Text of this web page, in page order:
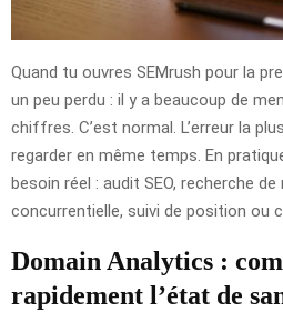
Quand tu ouvres SEMrush pour la
un peu perdu : il y a beaucoup de
chiffres. C’est normal. L’erreur la
regarder en même temps. En
besoin réel : audit SEO, recherche
concurrentielle, suivi de position ou
Domain Analytics :
rapidement l’état de